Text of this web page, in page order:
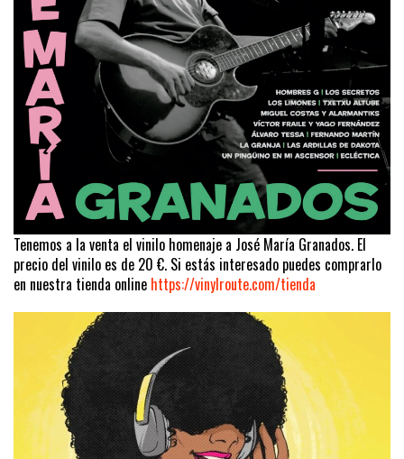
Tenemos a la venta el vinilo homenaje a José María Granados. El
precio del vinilo es de 20 €. Si estás interesado puedes comprarlo
en nuestra tienda online https://vinylroute.com/tienda